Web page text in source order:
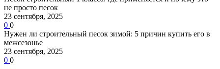
не просто песок
23 сентября, 2025
0 0
Нужен ли строительный песок зимой: 5 причин купить его в
межсезонье
23 сентября, 2025
0 0